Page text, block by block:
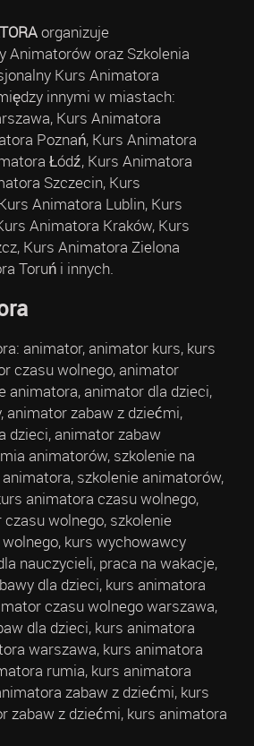
organizuje
Animatorów oraz Szkolenia
Kurs Animatora
innymi w miastach:
Kurs Animatora
Poznań, Kurs Animatora
Łódź, Kurs Animatora
Szczecin, Kurs
Animatora Lublin, Kurs
Animatora Kraków, Kurs
Kurs Animatora Zielona
Toruń i innych.
animator, animator kurs, kurs
czasu wolnego, animator
animatora, animator dla dzieci,
animator zabaw z dziećmi,
dzieci, animator zabaw
animatorów, szkolenie na
szkolenie animatorów,
animatora czasu wolnego,
wolnego, szkolenie
kurs wychowawcy
nauczycieli, praca na wakacje,
dla dzieci, kurs animatora
czasu wolnego warszawa,
dla dzieci, kurs animatora
warszawa, kurs animatora
rumia, kurs animatora
zabaw z dziećmi, kurs
zabaw z dziećmi, kurs animatora